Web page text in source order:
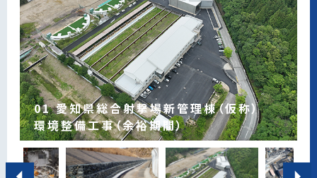
01 愛知県総合射撃場新管理棟（仮称）
環境整備工事（余裕期間）
竣工 ：2026年6月
工事場所：豊田市宇連野町地内
02 総合教育センター環境整備工事
竣工 ：2026年1月
工事場所：岡崎市美合町地内
03 急傾斜地崩壊対策工事
竣工 ：2025年3月
工事場所：豊田市中切町地内
04 高橋天神公園整備工事
竣工 ：2025年1月
工事場所：豊田市高橋町地内
05 岡崎特別支援学校環境整備工事
竣工 ：2024年3月
工事場所：岡崎市美合町地内
06 医療療育総合センター環境整備工事
竣工 ：2023年6月
工事場所：春日井市神屋町地内
07 急傾斜地崩壊対策工事(週休2日)
竣工 ：2023年5月
工事場所：豊田市上高町地内 宮下区域
08 にしお特別支援学校環境整備工事
竣工 ：2022年3月
工事場所：西尾市須脇町地内
09 三好ヶ丘駅前広場整備工事
竣工 ：2021年3月
工事場所：みよし市三好丘地内
10 宮上南公園整備工事
竣工 ：2017年3月
工事場所：豊田市宮上町地内
11 緊急遊具更新工事
竣工 ：2015年2月
工事場所：豊田市巴町地内
12 道路災害防除工事(交付金)・道路災害
防止工事 合併工事
竣工 ：2020年1月
工事場所：豊田市石楠町地内
13 豊田土橋土地区画整理事業 宅地等造
成工事第30-1工区
竣工 ：2020年7月
工事場所：豊田市土橋町地内
14 豊田市足助プール解体工事
竣工 ：2019年11月
工事場所：豊田市足助町地内
15 西広瀬工業団地拡張用地法面対策工
事
竣工 ：2018年2月
工事場所：豊田市西広瀬町地内